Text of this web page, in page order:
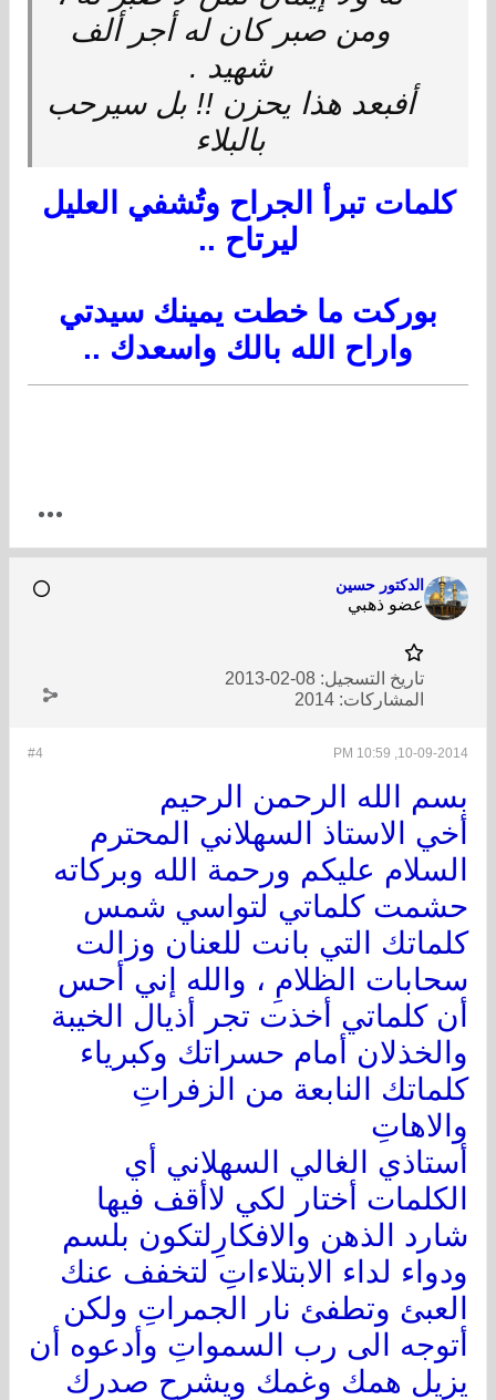
ومن صبر كان له أجر ألف
شهيد .
أفبعد هذا يحزن !! بل سيرحب
بالبلاء
كلمات تبرأ الجراح وتُشفي العليل
ليرتاح ..
بوركت ما خطت يمينك سيدتي
واراح الله بالك واسعدك ..
الدكتور حسين
عضو ذهبي
تاريخ التسجيل: 08-02-2013
المشاركات: 2014
#4 10-09-2014, 10:59 PM
بسم الله الرحمن الرحيم
أخي الاستاذ السهلاني المحترم
السلام عليكم ورحمة الله وبركاته
حشمت كلماتي لتواسي شمس
كلماتك التي بانت للعنان وزالت
سحابات الظلامِ ، والله إني أحس
أن كلماتي أخذت تجر أذيال الخيبة
والخذلان أمام حسراتك وكبرياء
كلماتك النابعة من الزفراتِ
والاهاتِ
أستاذي الغالي السهلاني أي
الكلمات أختار لكي لاأقف فيها
شارد الذهن والافكارِلتكون بلسم
ودواء لداء الابتلاءاتِ لتخفف عنك
العبئ وتطفئ نار الجمراتِ ولكن
أتوجه الى رب السمواتِ وأدعوه أن
يزيل همك وغمك ويشرح صدرك